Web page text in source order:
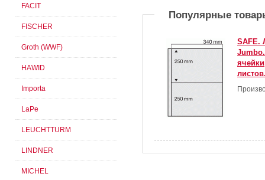
Популярные
SAFE.
FACIT
FISCHER
Groth (WWF)
HAWID
Importa
LaPe
LEUCHTTURM
LINDNER
MICHEL